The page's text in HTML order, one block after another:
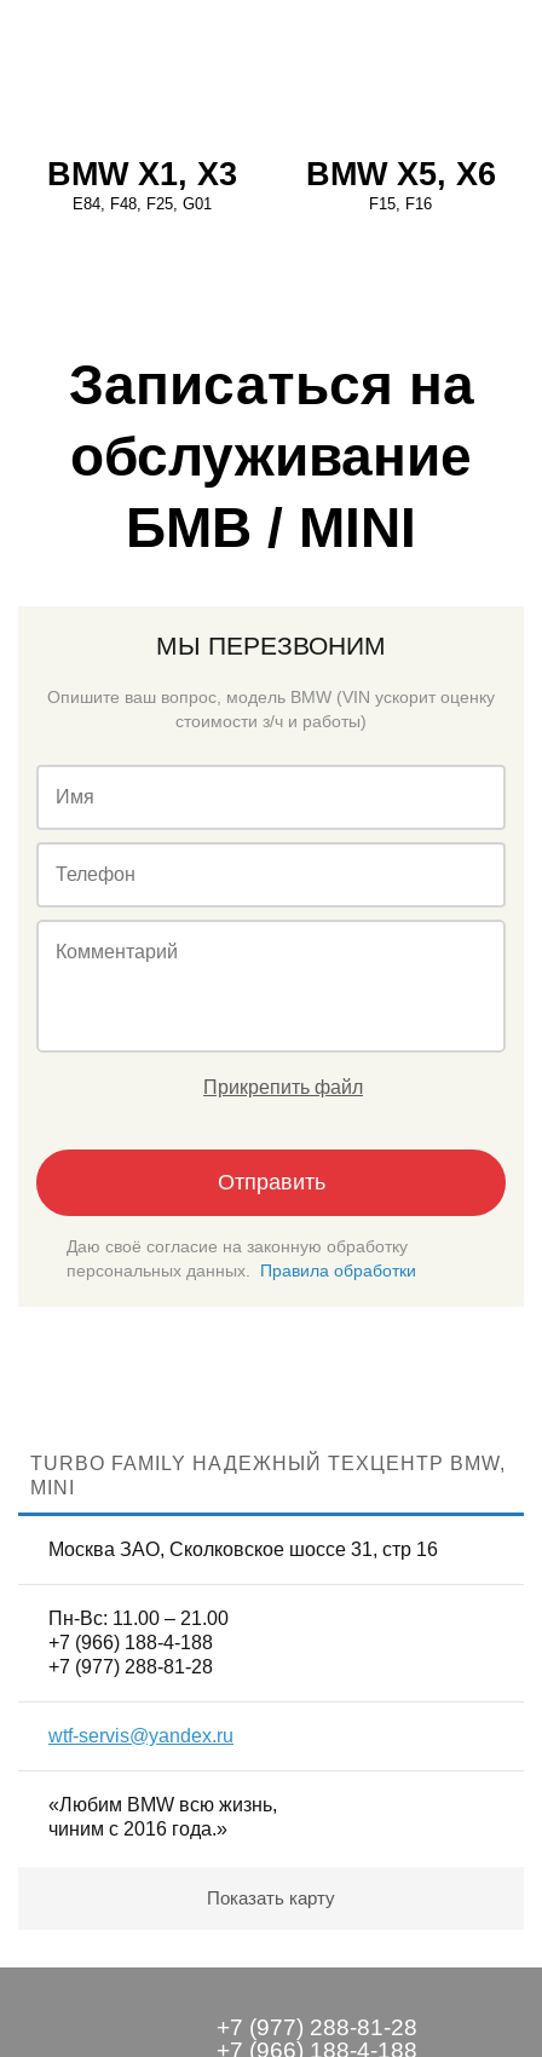
BMW X1, X3
E84, F48, F25, G01
BMW X5, X6
F15, F16
Записаться на
обслуживание
БМВ / MINI
МЫ ПЕРЕЗВОНИМ
Опишите ваш вопрос, модель BMW (VIN ускорит оценку
стоимости з/ч и работы)
Имя
Телефон
Комментарий
Прикрепить файл
Отправить
Даю своё согласие на законную обработку
персональных данных.
Правила обработки
TURBO FAMILY НАДЕЖНЫЙ ТЕХЦЕНТР BMW,
MINI
Москва ЗАО, Сколковское шоссе 31, стр 16
Пн-Вс: 11.00 – 21.00
+7 (966) 188-4-188
+7 (977) 288-81-28
wtf-servis@yandex.ru
«Любим BMW всю жизнь,
чиним с 2016 года.»
Показать карту
+7 (977) 288-81-28
+7 (966) 188-4-188